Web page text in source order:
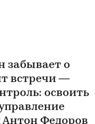
забывает о
встречи —
освоить
Федоров